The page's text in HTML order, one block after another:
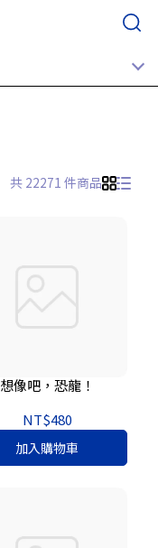
共 22271 件商品
想像吧，恐龍！
NT$480
加入購物車